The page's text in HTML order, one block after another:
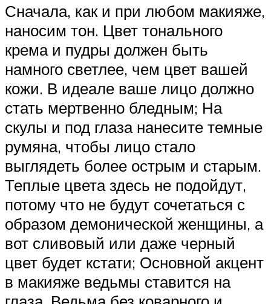
Сначала, как и при любом макияже,
наносим тон. Цвет тонального
крема и пудры должен быть
намного светлее, чем цвет вашей
кожи. В идеале ваше лицо должно
стать мертвенно бледным; На
скулы и под глаза нанесите темные
румяна, чтобы лицо стало
выглядеть более острым и старым.
Теплые цвета здесь не подойдут,
потому что не будут сочетаться с
образом демонической женщины, а
вот сливовый или даже черный
цвет будет кстати; Основной акцент
в макияже ведьмы ставится на